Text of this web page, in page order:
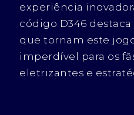
experiência
código D346
que tornam este
imperdível para os
eletrizantes e